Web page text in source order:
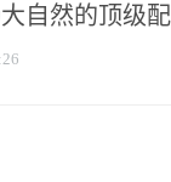
自然的顶级